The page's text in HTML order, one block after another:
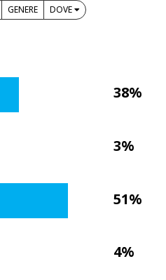
GENERE DOVE
38%
3%
51%
4%